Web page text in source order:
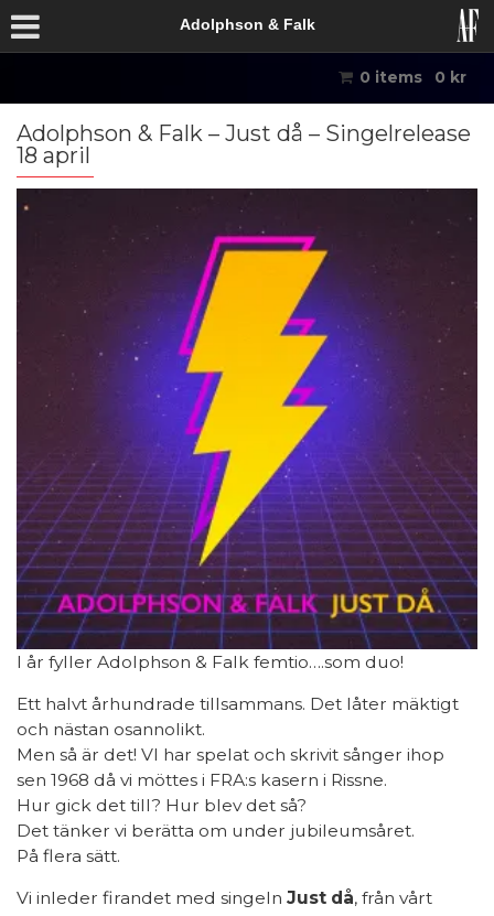
Adolphson & Falk
0 items 0 kr
Adolphson & Falk – Just då – Singelrelease
18 april
I år fyller Adolphson & Falk femtio….som duo!
Ett halvt århundrade tillsammans. Det låter mäktigt
och nästan osannolikt.
Men så är det! VI har spelat och skrivit sånger ihop
sen 1968 då vi möttes i FRA:s kasern i Rissne.
Hur gick det till? Hur blev det så?
Det tänker vi berätta om under jubileumsåret.
På flera sätt.
Vi inleder firandet med singeln Just då, från vårt